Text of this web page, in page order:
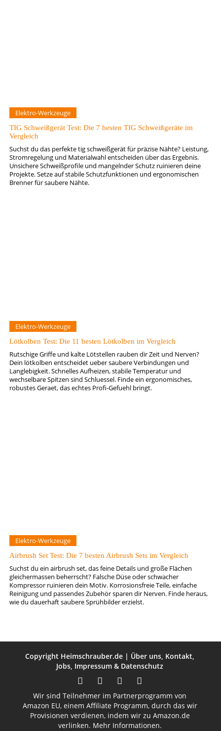
Elektro-Werkzeuge
TIG Schweißgerät Test: Die 7 besten TIG Schweißgeräte im
Vergleich
Suchst du das perfekte tig schweißgerät für präzise Nähte? Leistung,
Stromregelung und Materialwahl entscheiden über das Ergebnis.
Unsichere Schweißprofile und mangelnder Schutz ruinieren deine
Projekte. Setze auf stabile Schutzfunktionen und ergonomischen
Brenner für saubere Nähte.
Elektro-Werkzeuge
Lötkolben Test: Die 11 besten Lötkolben im Vergleich
Rutschige Griffe und kalte Lötstellen rauben dir Zeit und Nerven?
Dein lötkolben entscheidet ueber saubere Verbindungen und
Langlebigkeit. Schnelles Aufheizen, stabile Temperatur und
wechselbare Spitzen sind Schluessel. Finde ein ergonomisches,
robustes Geraet, das echtes Profi-Gefuehl bringt.
Elektro-Werkzeuge
Airbrush Set Test: Die 7 besten Airbrush Sets im Vergleich
Suchst du ein airbrush set, das feine Details und große Flächen
gleichermassen beherrscht? Falsche Düse oder schwacher
Kompressor ruinieren dein Motiv. Korrosionsfreie Teile, einfache
Reinigung und passendes Zubehör sparen dir Nerven. Finde heraus,
wie du dauerhaft saubere Sprühbilder erzielst.
Copyright Heimschrauber.de | Über uns, Kontakt,
Jobs, Impressum & Datenschutz
Wir sind Teilnehmer im Partnerprogramm von
Amazon EU, einem Affiliate Programm, durch das wir
Provisionen verdienen, indem wir zu Amazon.de
verlinken. Mehr Informationen.